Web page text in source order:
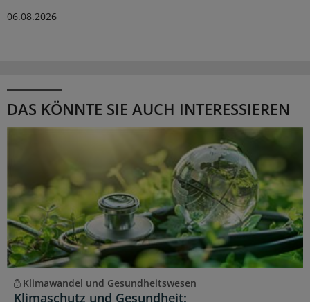
06.08.2026
DAS KÖNNTE SIE AUCH INTERESSIEREN
Klimawandel und Gesundheitswesen
Klimaschutz und Gesundheit: